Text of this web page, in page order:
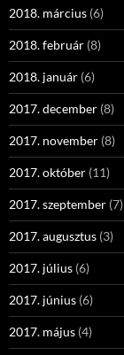
2018. március (6)
2018. február (8)
2018. január (6)
2017. december (8)
2017. november (8)
2017. október (11)
2017. szeptember (7)
2017. augusztus (3)
2017. július (6)
2017. június (6)
2017. május (4)